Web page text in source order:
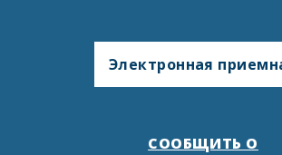
СООБЩИТЬ О
Электронная